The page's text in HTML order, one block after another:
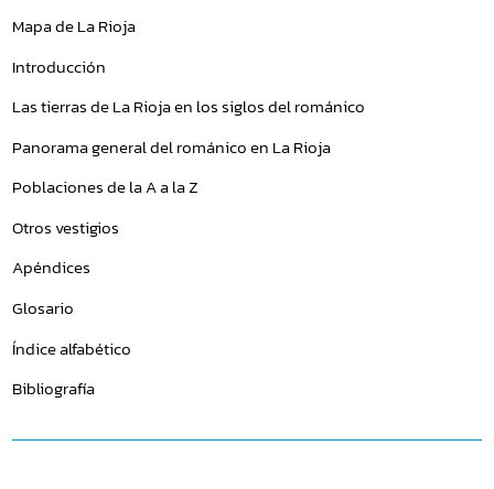
Mapa de La Rioja
Introducción
Las tierras de La Rioja en los siglos del románico
Panorama general del románico en La Rioja
Poblaciones de la A a la Z
Otros vestigios
Apéndices
Glosario
Índice alfabético
Bibliografía